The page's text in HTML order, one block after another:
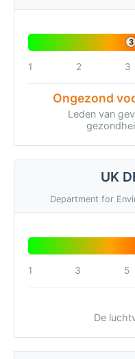
3
1 2 3
Ongezond
Leden van
UK
Department for
1 3 5
De